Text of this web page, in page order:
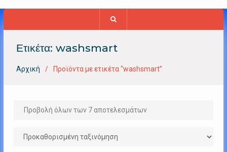
Ετικέτα: washsmart
Αρχική Προϊόντα με ετικέτα “washsmart”
Προβολή όλων των 7 αποτελεσμάτων